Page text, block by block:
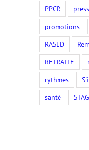
PPCR
promotions
RASED
RETRAITE
rythmes
santé